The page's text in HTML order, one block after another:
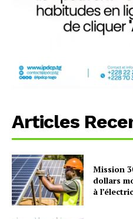
Articles
Mission
dollars
à